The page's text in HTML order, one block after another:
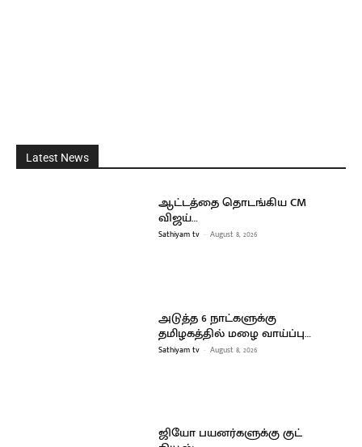
Latest News
ஆட்டத்தை தொடங்கிய CM
விஜய்…
Sathiyam tv - August 8, 2026
அடுத்த 6 நாட்களுக்கு
தமிழகத்தில் மழை வாய்ப்பு…
Sathiyam tv - August 8, 2026
ஜியோ பயனர்களுக்கு குட்